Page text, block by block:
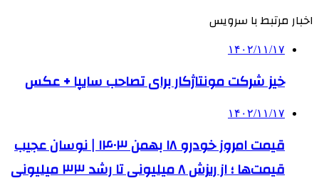
اخبار مرتبط با سرویس
۱۴۰۲/۱۱/۱۷
خیز شرکت مونتاژکار برای تصاحب سایپا + عکس
۱۴۰۲/۱۱/۱۷
قیمت امروز خودرو ۱۸ بهمن ۱۴۰۳ | نوسان عجیب
قیمت‌ها ؛ از ریزش ۸ میلیونی تا رشد ۳۳ میلیونی